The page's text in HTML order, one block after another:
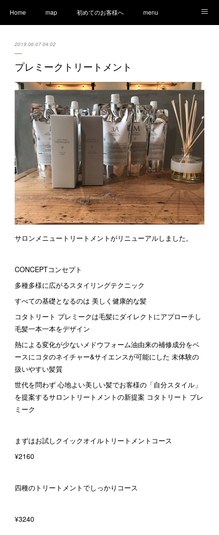
Home map 初めてのお客様へ menu
2019.06.07 04:02
プレミークトリートメント
サロンメニュートリートメントがリニューアルしました。
CONCEPTコンセプト
多種多様に広がるスタイリングテクニック
すべての基礎となるのは 美しく健康的な髪
コタトリート プレミークは毛髪にダイレクトにアプローチし
毛髪一本一本をデザイン
熱による変化が少ないメドウフォーム油由来の補修成分をベ
ースにコタのネイチャー&サイエンスが可能にした 未体験の
扱いやすい髪質
世代を問わず 心地よい美しい髪でお客様の「自分スタイル」
を提案するサロントリートメントの新提案 コタトリート プレ
ミーク
まずはお試しクイックオイルトリートメントコース
¥2160
四種のトリートメントでしっかりコース
¥3240